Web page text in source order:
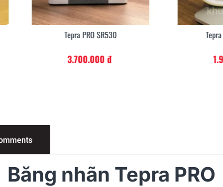
Tepra PRO SR530 Tepra PRO SR-R170V
Băng nhãn Tepra PRO